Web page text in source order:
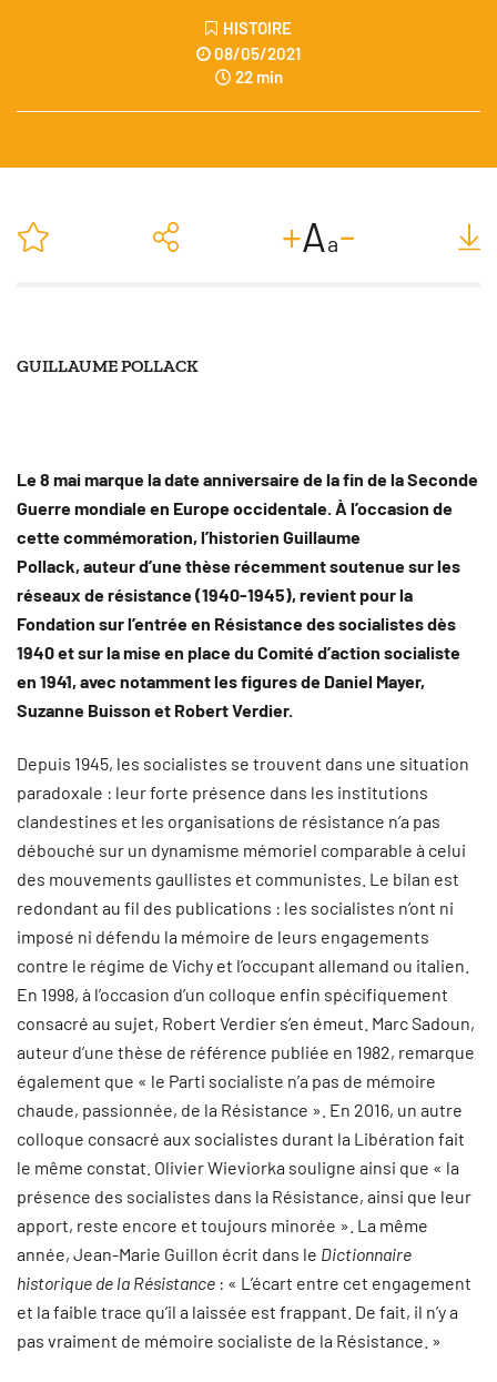
HISTOIRE
08/05/2021
22 min
+Aa-
GUILLAUME POLLACK
Le 8 mai marque la date anniversaire de la fin de la Seconde
Guerre mondiale en Europe occidentale. À l’occasion de
cette commémoration, l’historien Guillaume
Pollack, auteur d’une thèse récemment soutenue sur les
réseaux de résistance (1940-1945), revient pour la
Fondation sur l’entrée en Résistance des socialistes dès
1940 et sur la mise en place du Comité d’action socialiste
en 1941, avec notamment les figures de Daniel Mayer,
Suzanne Buisson et Robert Verdier.
Depuis 1945, les socialistes se trouvent dans une situation
paradoxale : leur forte présence dans les institutions
clandestines et les organisations de résistance n’a pas
débouché sur un dynamisme mémoriel comparable à celui
des mouvements gaullistes et communistes. Le bilan est
redondant au fil des publications : les socialistes n’ont ni
imposé ni défendu la mémoire de leurs engagements
contre le régime de Vichy et l’occupant allemand ou italien.
En 1998, à l’occasion d’un colloque enfin spécifiquement
consacré au sujet, Robert Verdier s’en émeut. Marc Sadoun,
auteur d’une thèse de référence publiée en 1982, remarque
également que « le Parti socialiste n’a pas de mémoire
chaude, passionnée, de la Résistance ». En 2016, un autre
colloque consacré aux socialistes durant la Libération fait
le même constat. Olivier Wieviorka souligne ainsi que « la
présence des socialistes dans la Résistance, ainsi que leur
apport, reste encore et toujours minorée ». La même
année, Jean-Marie Guillon écrit dans le Dictionnaire
historique de la Résistance : « L’écart entre cet engagement
et la faible trace qu’il a laissée est frappant. De fait, il n’y a
pas vraiment de mémoire socialiste de la Résistance. »